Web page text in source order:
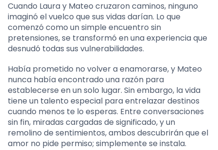
Cuando Laura y Mateo cruzaron caminos, ninguno
imaginó el vuelco que sus vidas darían. Lo que
comenzó como un simple encuentro sin
pretensiones, se transformó en una experiencia que
desnudó todas sus vulnerabilidades.
Había prometido no volver a enamorarse, y Mateo
nunca había encontrado una razón para
establecerse en un solo lugar. Sin embargo, la vida
tiene un talento especial para entrelazar destinos
cuando menos te lo esperas. Entre conversaciones
sin fin, miradas cargadas de significado, y un
remolino de sentimientos, ambos descubrirán que el
amor no pide permiso; simplemente se instala.